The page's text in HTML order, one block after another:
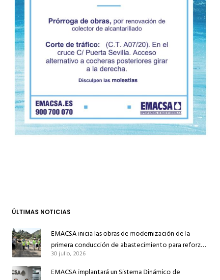
ÚLTIMAS NOTICIAS
EMACSA inicia las obras de modernización de la
primera conducción de abastecimiento para reforzar
el suministro de agua de Córdoba
30 julio, 2026
EMACSA implantará un Sistema Dinámico de